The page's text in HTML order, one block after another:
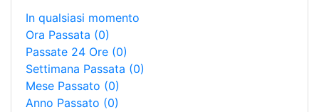
In qualsiasi momento
Ora Passata (0)
Passate 24 Ore (0)
Settimana Passata (0)
Mese Passato (0)
Anno Passato (0)